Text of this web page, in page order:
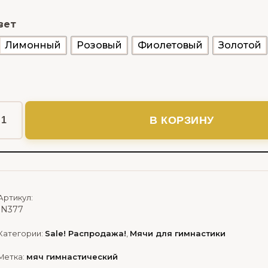
Лимонный
Розовый Фиолетовый Золотой
В КОРЗИНУ
Sale! Распродажа! Мячи для гимнастики
мяч гимнастический